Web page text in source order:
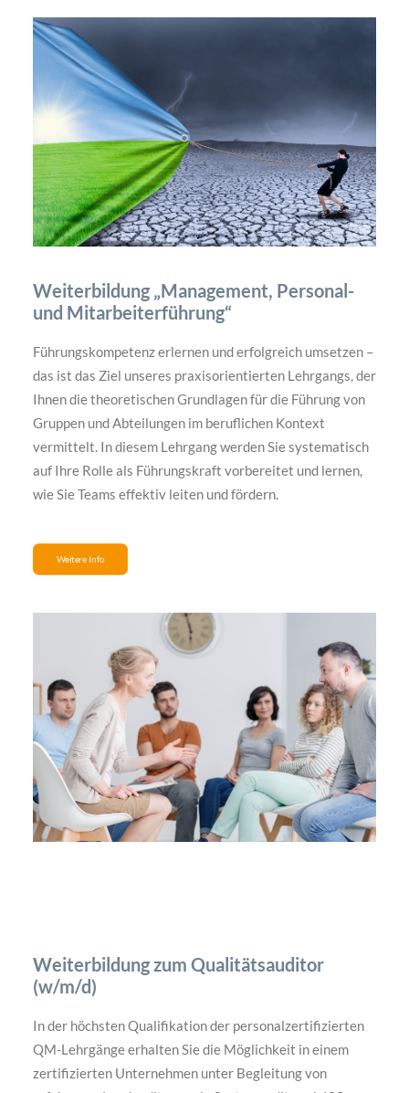
Weiterbildung „Management, Personal-
und Mitarbeiterführung“
Führungskompetenz erlernen und erfolgreich umsetzen –
das ist das Ziel unseres praxisorientierten Lehrgangs, der
Ihnen die theoretischen Grundlagen für die Führung von
Gruppen und Abteilungen im beruflichen Kontext
vermittelt. In diesem Lehrgang werden Sie systematisch
auf Ihre Rolle als Führungskraft vorbereitet und lernen,
wie Sie Teams effektiv leiten und fördern.
Weitere Info
Weiterbildung zum Qualitätsauditor
(w/m/d)
In der höchsten Qualifikation der personalzertifizierten
QM-Lehrgänge erhalten Sie die Möglichkeit in einem
zertifizierten Unternehmen unter Begleitung von